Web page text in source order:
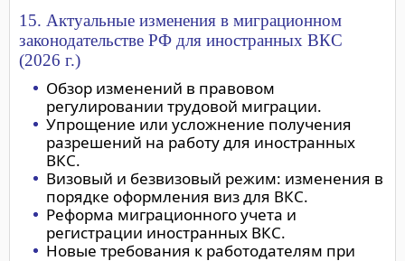
15. Актуальные изменения в миграционном
законодательстве РФ для иностранных ВКС
(2026 г.)
Обзор изменений в правовом
регулировании трудовой миграции.
Упрощение или усложнение получения
разрешений на работу для иностранных
ВКС.
Визовый и безвизовый режим: изменения в
порядке оформления виз для ВКС.
Реформа миграционного учета и
регистрации иностранных ВКС.
Новые требования к работодателям при